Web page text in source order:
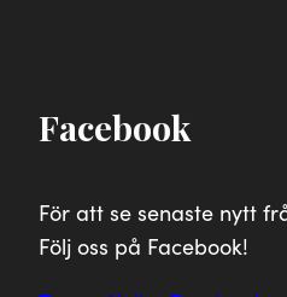
Facebook
För att se senaste nytt
Följ oss på Facebook!